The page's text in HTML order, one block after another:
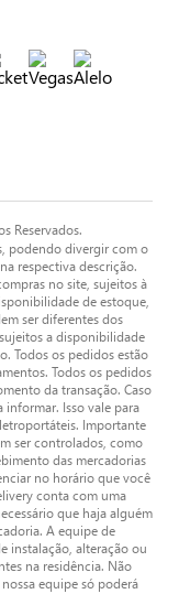
Reservados.
podendo divergir com o
respectiva descrição.
no site, sujeitos à
de estoque,
ser diferentes dos
a disponibilidade
Todos os pedidos estão
Todos os pedidos
da transação. Caso
Isso vale para
Importante
ser controlados, como
das mercadorias
no horário que você
conta com uma
que haja alguém
A equipe de